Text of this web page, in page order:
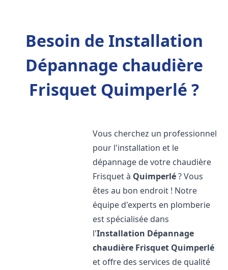
Besoin de Installation
Dépannage chaudière
Frisquet Quimperlé ?
Vous cherchez un professionnel
pour l'installation et le
dépannage de votre chaudière
Frisquet à Quimperlé? Vous
êtes au bon endroit ! Notre
équipe d'experts en plomberie
est spécialisée dans
l'Installation Dépannage
chaudière Frisquet Quimperlé
et offre des services de qualité